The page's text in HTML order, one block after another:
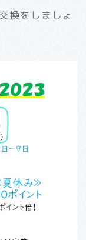
換をしましょ